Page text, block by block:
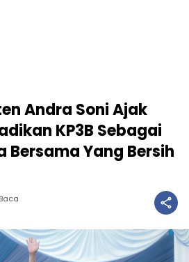
Andra Soni Ajak
KP3B Sebagai
Bersama Yang Bersih